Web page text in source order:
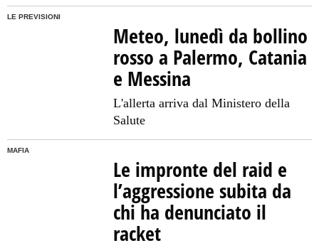
LE PREVISIONI
Meteo, lunedì da bollino
rosso a Palermo, Catania
e Messina
L'allerta arriva dal Ministero della
Salute
MAFIA
Le impronte del raid e
l’aggressione subita da
chi ha denunciato il
racket